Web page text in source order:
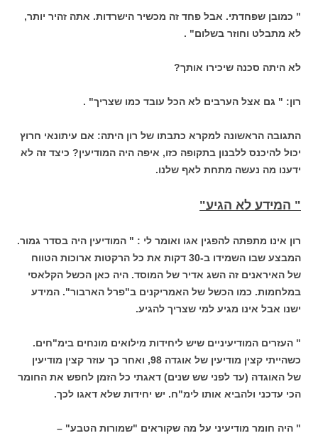
" כמובן שפחדתי. אבל פחד זה מכשיר הישרדות. אתה זהיר יותר,
לא מתבלט וחוזר בשלום" .
לא היתה סכנה שיכירו אותך?
רון: " גם אצל הערבים לא הכל עובד כמו שצריך" .
התגובה הראשונה למקרא כתבתו של רון היתה: אם עיתונאי חרוץ
יכול להיכנס ללבנון בתקופה כזו, איפה היה המודיעין? כיצד זה לא
ידענו מה נעשה מתחת לאף שלנו.
" המידע לא הגיע"
רון אינו מתפתה להפגין אגו ואומר לי : " המודיעין היה בסדר גמור.
המבצע שבו השמידו ב-30 דקות את כל הרקטות ארוכות הטווח
של האיראנים זה השג אדיר של המוסד. היה כאן הכשל הקלאסי
במלחמות. כמו הכשל של האמריקנים ב"פרל הארבור". המידע
ישנו אבל אינו מגיע למי שצריך להגיע.
" העזרים המודיעיניים שיש ליחידות מילואים מונחים בימ"חים.
כשהייתי קצין מודיעין של אוגדה 98, ואחר כך עוזר קצין מודיעין
של האוגדה (עד לפני שש שנים) דאגתי כל הזמן לחפש את החומר
הכי עדכני ולהביא אותו לימ"ח. יש יחידות שלא דאגו לכך.
" היה חומר מודיעיני על מה שקוראים "שמורות הטבע" –